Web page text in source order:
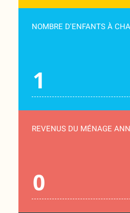
NOMBRE D'ENFANTS À
REVENUS DU MÉNAGE